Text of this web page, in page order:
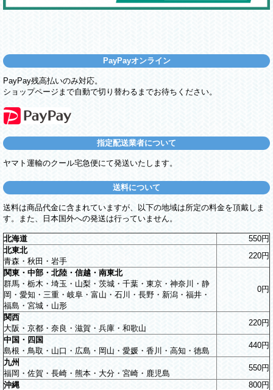
PayPayオンライン
PayPay残高払いのみ対応。
ショップページまで自動で切り替わるまでお待ちください。
指定配送業者について
ヤマト運輸のクール宅急便にて発送いたします。
送料について
送料は商品代金に含まれていますが、以下の地域は所定の料金を頂戴しま
す。また、日本国外への発送は行っていません。
北海道
550円
北東北
青森・秋田・岩手
220円
関東・中部・北陸・信越・南東北
群馬・栃木・埼玉・山梨・茨城・千葉・東京・神奈川・静
岡・愛知・三重・岐阜・富山・石川・長野・新潟・福井・
福島・宮城・山形
0円
関西
大阪・京都・奈良・滋賀・兵庫・和歌山
220円
中国・四国
島根・鳥取・山口・広島・岡山・愛媛・香川・高知・徳島
440円
九州
福岡・佐賀・長崎・熊本・大分・宮崎・鹿児島
550円
沖縄
800円